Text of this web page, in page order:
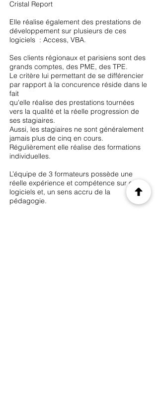
Cristal Report
Elle réalise également des prestations de
développement sur plusieurs de ces
logiciels : Access, VBA.
Ses clients régionaux et parisiens sont des
grands comptes, des PME, des TPE.
Le critère lui permettant de se différencier
par rapport à la concurence réside dans le
fait
qu'elle réalise des prestations tournées
vers la qualité et la réelle progression de
ses stagiaires.
Aussi, les stagiaires ne sont généralement
jamais plus de cinq en cours.
Régulièrement elle réalise des formations
individuelles.
L’équipe de 3 formateurs possède une
réelle expérience et compétence sur ces
logiciels et, un sens accru de la
pédagogie.